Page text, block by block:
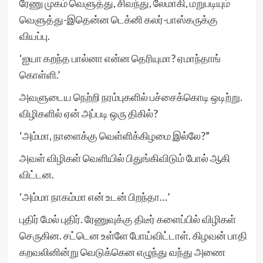
ரேணு முகம் வெளுத்து, சிவந்து, லேமாகி, மறுபடியும்
வெளுத்து-இதென்ன டெக்னி கலர்-பாஸ்கருக்கு
வியப்பு.
‘ஐயா கறந்த பால்னா என்ன தெரியுமா? ஏமாந்தாங்
கொள்ளி.’
அவளுடைய நெற்றி நரம்புகளில் பச்சைக்கொடி ஒடிற்று.
விழிகளில் ஏன் அப்படி ஒரு திகில்?
‘அம்மா, நாளைக்கு வெள்ளிக்கிழமை இல்லே?”
அவள் விழிகள் வெளியில் பிதுங்கிவிடும் போல் ஆகி
விட்டன.
‘அம்மா நாகம்மா என் உடன் பிறந்தா…’
புதிர் மேல் புதிர். ரேணுவுக்கு திடீர் களைப்பில் விழிகள்
செருகின. சட்டென உள்ளே போய்விட்டாள். கிழவன் பாதி
கறவலினின்று வெடுக்கென எழுந்து வந்து அணை